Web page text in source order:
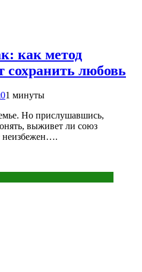
как метод
сохранить любовь
01 минуты
Но прислушавшись,
выживет ли союз
неизбежен….